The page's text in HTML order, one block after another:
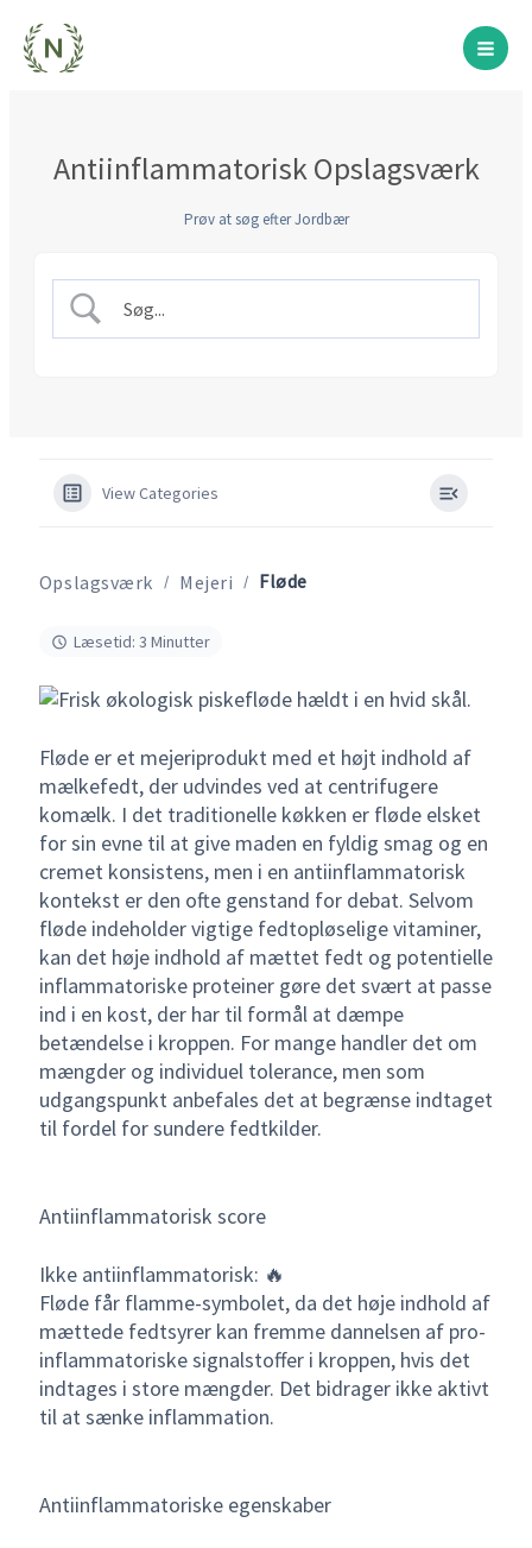
indholdet
Antiinflammatorisk Opslagsværk
Prøv at søg efter Jordbær
View Categories
Opslagsværk Mejeri Fløde
Læsetid: 3 Minutter
Fløde er et mejeriprodukt med et højt indhold af
mælkefedt, der udvindes ved at centrifugere
komælk. I det traditionelle køkken er fløde elsket
for sin evne til at give maden en fyldig smag og en
cremet konsistens, men i en antiinflammatorisk
kontekst er den ofte genstand for debat. Selvom
fløde indeholder vigtige fedtopløselige vitaminer,
kan det høje indhold af mættet fedt og potentielle
inflammatoriske proteiner gøre det svært at passe
ind i en kost, der har til formål at dæmpe
betændelse i kroppen. For mange handler det om
mængder og individuel tolerance, men som
udgangspunkt anbefales det at begrænse indtaget
til fordel for sundere fedtkilder.
Antiinflammatorisk score
Ikke antiinflammatorisk: 🔥
Fløde får flamme-symbolet, da det høje indhold af
mættede fedtsyrer kan fremme dannelsen af pro-
inflammatoriske signalstoffer i kroppen, hvis det
indtages i store mængder. Det bidrager ikke aktivt
til at sænke inflammation.
Antiinflammatoriske egenskaber